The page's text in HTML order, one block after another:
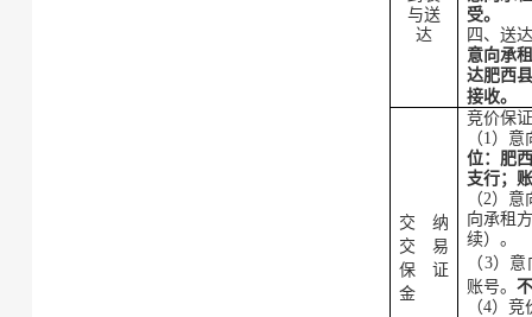
与送
达
受。
四、送
意向承
达肥西
接收。
交纳
交易
保证
金
竞价保
（1） 意
位： 肥
支行；
（2） 意
向承租
续）。
（3） 意
账号。
（4）竞